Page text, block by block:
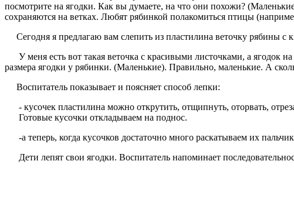
посмотрите на ягодки. Как вы думаете, на что они похожи?
сохраняются на ветках. Лю­бят рябинкой полакомиться птицы
Сегодня я предлагаю вам слепить из пластилина веточку рябины с
У меня есть вот такая веточка с красивыми листочками, а ягодок
размера ягодки у рябинки. (Маленькие). Правильно, маленькие. А
Воспитатель показывает и поясняет способ лепки:
- кусочек пластилина можно открутить, отщипнуть, оторвать,
Готовые кусочки откладываем на поднос.
-а теперь, когда кусочков достаточно много раскатываем их
Дети лепят свои ягодки. Воспитатель напоминает